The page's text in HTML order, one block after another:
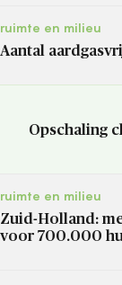
ruimte en milieu
Aantal
Opschaling
ruimte en milieu
Zuid-Holland:
voor 700.000